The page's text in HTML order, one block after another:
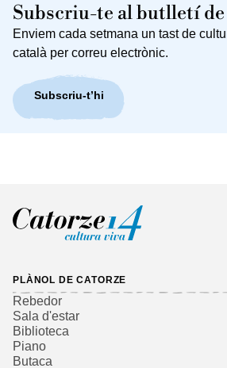
Subscriu-te al butlletí de
Enviem cada setmana un tast de
català per correu electrònic.
Subscriu-t’hi
PLÀNOL DE CATORZE
Rebedor
Sala d'estar
Biblioteca
Piano
Butaca